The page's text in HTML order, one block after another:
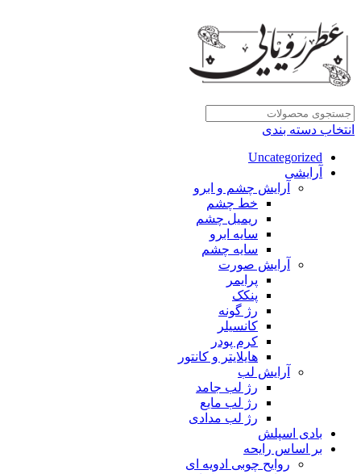
انتخاب دسته بندی
Uncategorized
آرایشی
آرایش چشم و ابرو
خط چشم
ریمیل چشم
سایه ابرو
سایه چشم
آرایش صورت
پرایمر
پنکک
رژ گونه
کانسیلر
کرم پودر
هایلایتر و کانتور
آرایش لب
رژ لب جامد
رژ لب مایع
رژ لب مدادی
بادی اسپلش
بر اساس رایحه
روایح چوبی ادویه ای